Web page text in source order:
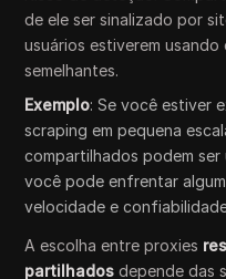
de ele ser sinalizado por
usuários estiverem
semelhantes.
Exemplo: Se você estiver
scraping em pequena
compartilhados podem ser
você pode enfrentar
velocidade e
A escolha entre proxies
partilhados depende das